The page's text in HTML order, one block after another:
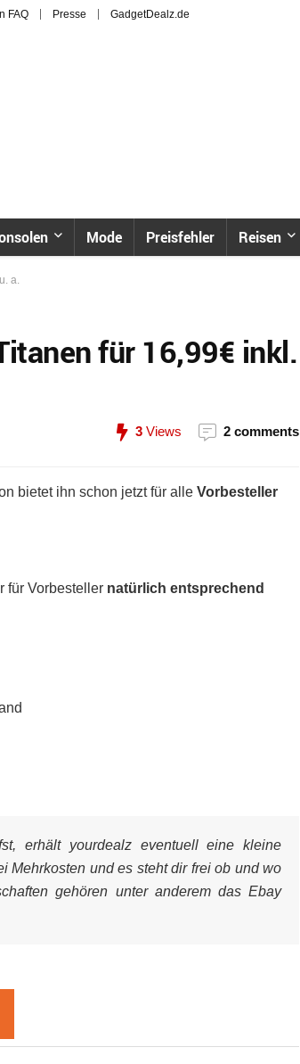
FAQ Presse GadgetDealz.de
Mode Preisfehler Reisen
a.
für 16,99€ inkl.
3 Views 2 comments
bietet ihn schon jetzt für alle Vorbesteller
für Vorbesteller natürlich entsprechend
erhält yourdealz eventuell eine kleine
Mehrkosten und es steht dir frei ob und wo
gehören unter anderem das Ebay